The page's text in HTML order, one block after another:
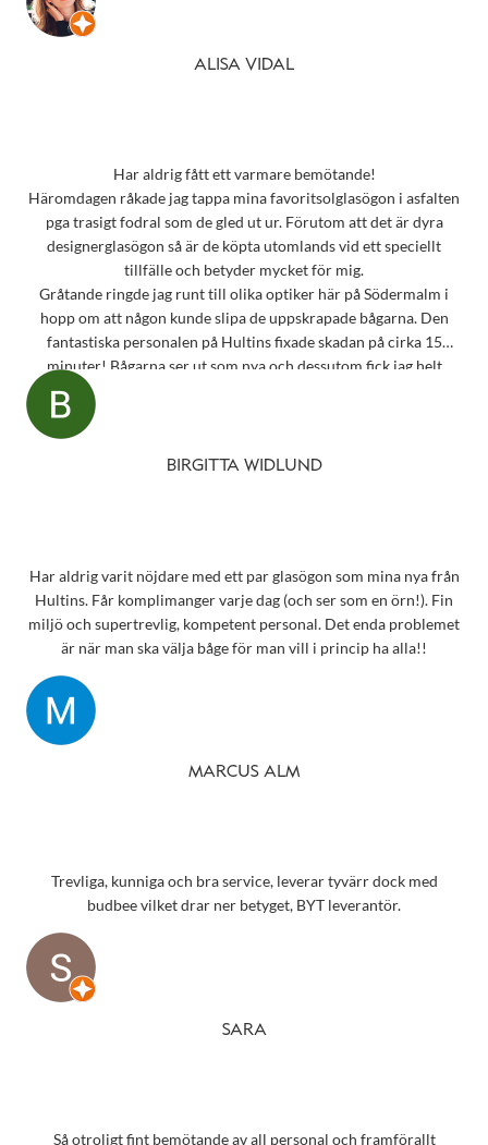
ALISA VIDAL
Har aldrig fått ett varmare bemötande!
Häromdagen råkade jag tappa mina favoritsolglasögon i asfalten
pga trasigt fodral som de gled ut ur. Förutom att det är dyra
designerglasögon så är de köpta utomlands vid ett speciellt
tillfälle och betyder mycket för mig.
Gråtande ringde jag runt till olika optiker här på Södermalm i
hopp om att någon kunde slipa de uppskrapade bågarna. Den
fantastiska personalen på Hultins fixade skadan på cirka 15
minuter! Bågarna ser ut som nya och dessutom fick jag helt
oväntat en underbar gåva – ett sprillans nytt fodral från samma
märke som mina solglasögon! Vilken fantastisk service! Kommer
Snart behöver jag boka tid för en synundersökning och jag vet
BIRGITTA WIDLUND
Har aldrig varit nöjdare med ett par glasögon som mina nya från
Hultins. Får komplimanger varje dag (och ser som en örn!). Fin
miljö och supertrevlig, kompetent personal. Det enda problemet
är när man ska välja båge för man vill i princip ha alla!!
MARCUS ALM
Trevliga, kunniga och bra service, leverar tyvärr dock med
budbee vilket drar ner betyget, BYT leverantör.
SARA
Så otroligt fint bemötande av all personal och framförallt